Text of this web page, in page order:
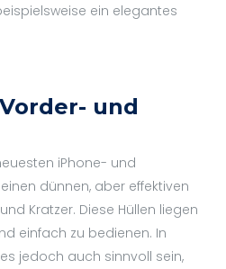
ein elegantes
und
iPhone- und
dünnen, aber effektiven
Kratzer. Diese Hüllen liegen
einfach zu bedienen. In
jedoch auch sinnvoll sein,